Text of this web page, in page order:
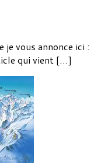
je vous annonce ici :
qui vient […]